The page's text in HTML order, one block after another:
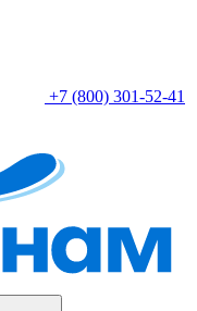
+7 (800) 301-52-41